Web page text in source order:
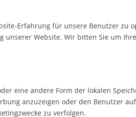
Erfahrung für unsere Benutzer zu
unserer Website. Wir bitten Sie um
eine andere Form der lokalen
anzuzeigen oder den Benutzer
zu verfolgen.